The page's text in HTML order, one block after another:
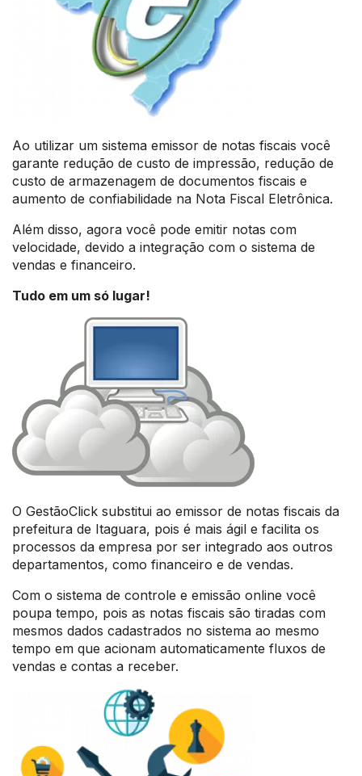
Ao utilizar um sistema emissor de notas fiscais você
garante redução de custo de impressão, redução de
custo de armazenagem de documentos fiscais e
aumento de confiabilidade na Nota Fiscal Eletrônica.
Além disso, agora você pode emitir notas com
velocidade, devido a integração com o sistema de
vendas e financeiro.
Tudo em um só lugar!
O GestãoClick substitui ao emissor de notas fiscais da
prefeitura de Itaguara, pois é mais ágil e facilita os
processos da empresa por ser integrado aos outros
departamentos, como financeiro e de vendas.
Com o sistema de controle e emissão online você
poupa tempo, pois as notas fiscais são tiradas com
mesmos dados cadastrados no sistema ao mesmo
tempo em que acionam automaticamente fluxos de
vendas e contas a receber.